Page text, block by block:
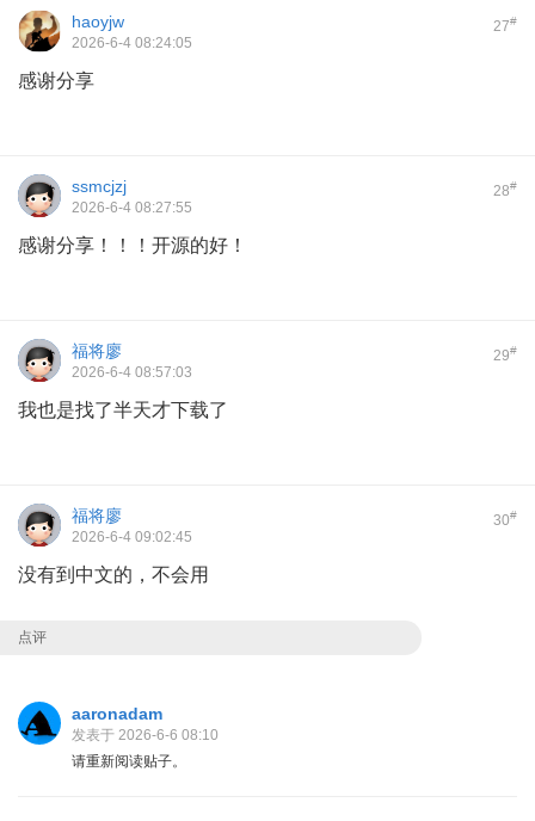
27#
haoyjw
2026-6-4 08:24:05
感谢分享
28#
ssmcjzj
2026-6-4 08:27:55
感谢分享！！！开源的好！
29#
福将廖
2026-6-4 08:57:03
我也是找了半天才下载了
30#
福将廖
2026-6-4 09:02:45
没有到中文的，不会用
点评
aaronadam
发表于 2026-6-6 08:10
请重新阅读贴子。